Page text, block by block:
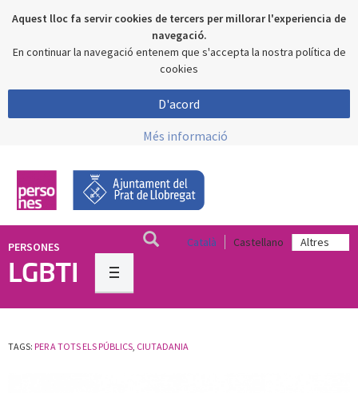
Aquest lloc fa servir cookies de tercers per millorar l'experiencia de
navegació.
En continuar la navegació entenem que s'accepta la nostra política de
cookies
D'acord
Més informació
Català Castellano
PERSONES
LGBTI
TAGS: PER A TOTS ELS PÚBLICS, CIUTADANIA